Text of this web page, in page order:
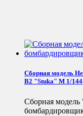
Сборная модель
B2 "Stuka" М 1/144
Сборная